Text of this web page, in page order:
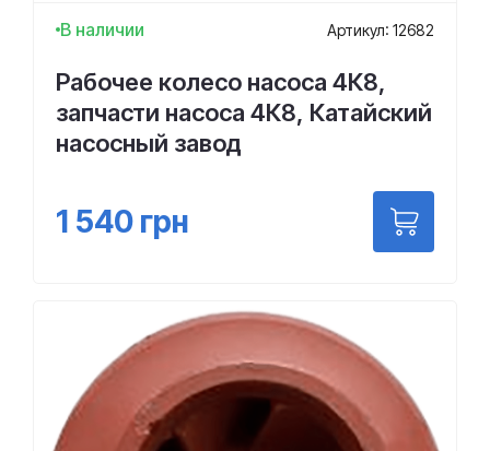
В наличии Артикул: 12682
Рабочее колесо насоса 4К8,
запчасти насоса 4К8, Катайский
насосный завод
1 540 грн